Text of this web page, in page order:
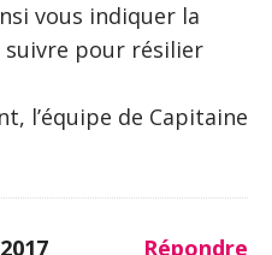
vous indiquer la
suivre pour résilier
l’équipe de Capitaine
Répondre